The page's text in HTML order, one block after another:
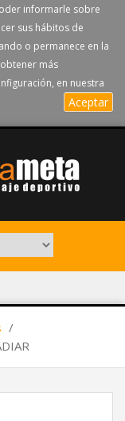
informarle sobre
sus hábitos de
o permanece en la
más
en nuestra
Aceptar
/